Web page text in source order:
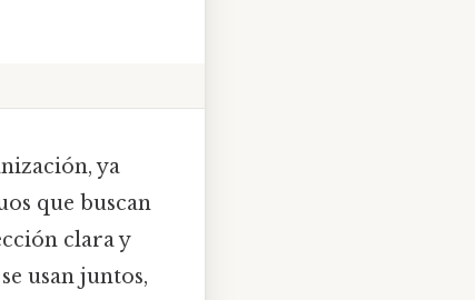
ya
que buscan
clara y
usan juntos,